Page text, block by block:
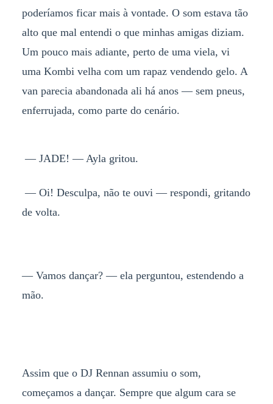
poderíamos ficar mais à vontade. O som estava tão
alto que mal entendi o que minhas amigas diziam.
Um pouco mais adiante, perto de uma viela, vi
uma Kombi velha com um rapaz vendendo gelo. A
van parecia abandonada ali há anos — sem pneus,
enferrujada, como parte do cenário.
— JADE! — Ayla gritou.
— Oi! Desculpa, não te ouvi — respondi, gritando
de volta.
— Vamos dançar? — ela perguntou, estendendo a
mão.
Assim que o DJ Rennan assumiu o som,
começamos a dançar. Sempre que algum cara se